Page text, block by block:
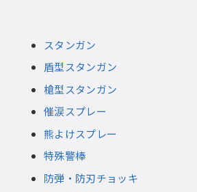
スタンガン
盾型スタンガン
槍型スタンガン
催涙スプレー
熊よけスプレー
特殊警棒
防弾・防刃チョッキ